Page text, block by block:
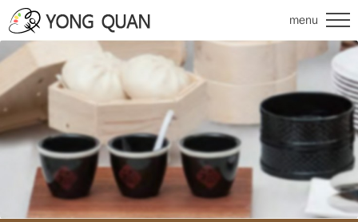
menu
關於我們
商品目錄 Catalog
餐具小常識 FAQ